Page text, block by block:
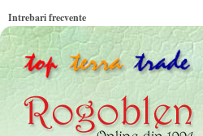
Intrebari frecvente